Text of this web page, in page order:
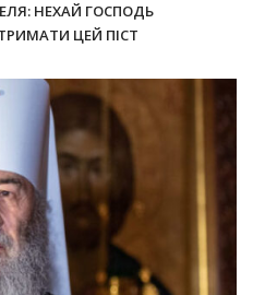
НЕХАЙ ГОСПОДЬ
ЦЕЙ ПІСТ